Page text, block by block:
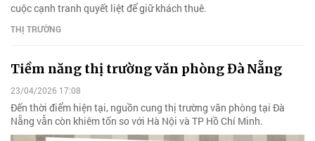
cuộc cạnh tranh quyết liệt để giữ khách thuê.
THỊ TRƯỜNG
Tiềm năng thị trường văn phòng Đà Nẵng
23/04/2026 17:08
Đến thời điểm hiện tại, nguồn cung thị trường văn phòng tại Đà
Nẵng vẫn còn khiêm tốn so với Hà Nội và TP Hồ Chí Minh.